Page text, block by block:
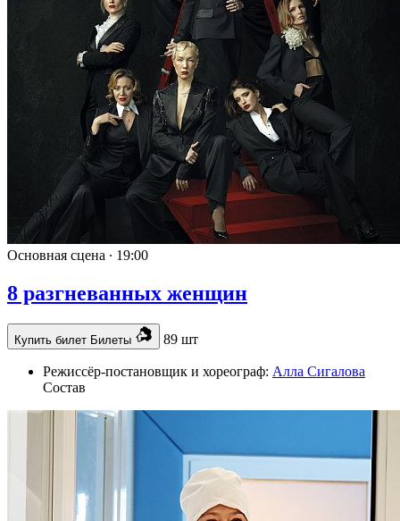
Основная сцена ∙ 19:00
8 разгневанных женщин
Купить билет Билеты 89 шт
Режиссёр-постановщик и хореограф: Алла Сигалова
Состав